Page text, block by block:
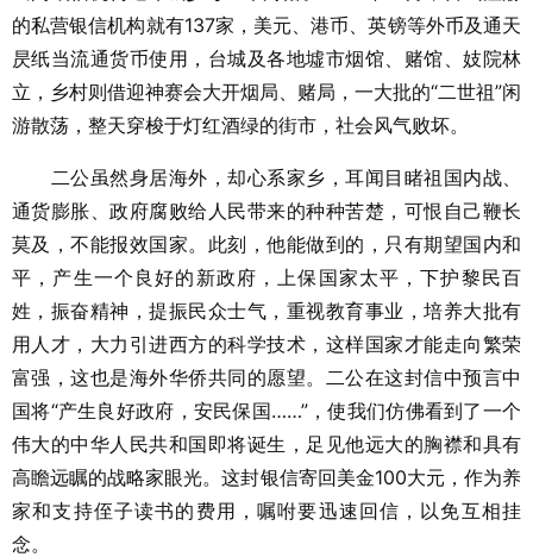
的私营银信机构就有137家，美元、港币、英镑等外币及通天
昃纸当流通货币使用，台城及各地墟市烟馆、赌馆、妓院林
立，乡村则借迎神赛会大开烟局、赌局，一大批的“二世祖”闲
游散荡，整天穿梭于灯红酒绿的街市，社会风气败坏。
二公虽然身居海外，却心系家乡，耳闻目睹祖国内战、
通货膨胀、政府腐败给人民带来的种种苦楚，可恨自己鞭长
莫及，不能报效国家。此刻，他能做到的，只有期望国内和
平，产生一个良好的新政府，上保国家太平，下护黎民百
姓，振奋精神，提振民众士气，重视教育事业，培养大批有
用人才，大力引进西方的科学技术，这样国家才能走向繁荣
富强，这也是海外华侨共同的愿望。二公在这封信中预言中
国将“产生良好政府，安民保国……”，使我们仿佛看到了一个
伟大的中华人民共和国即将诞生，足见他远大的胸襟和具有
高瞻远瞩的战略家眼光。这封银信寄回美金100大元，作为养
家和支持侄子读书的费用，嘱咐要迅速回信，以免互相挂
念。